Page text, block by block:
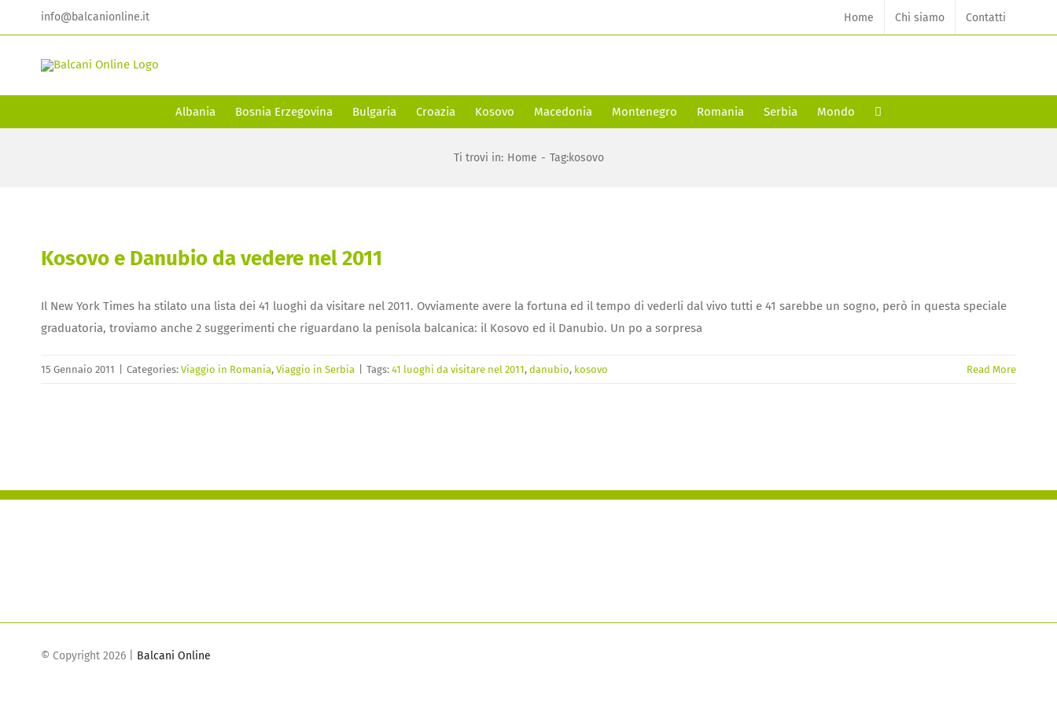
to
info@balcanionline.it Home Chi siamo Contatti
Albania Bosnia Erzegovina Bulgaria Croazia Kosovo Macedonia Montenegro Romania Serbia Mondo
Ti trovi in: Home - Tag:kosovo
Kosovo e Danubio da vedere nel 2011
Il New York Times ha stilato una lista dei 41 luoghi da visitare nel 2011. Ovviamente avere la fortuna ed il tempo di vederli dal vivo tutti e 41 sarebbe un sogno, però in questa speciale
graduatoria, troviamo anche 2 suggerimenti che riguardano la penisola balcanica: il Kosovo ed il Danubio. Un po a sorpresa
15 Gennaio 2011 Categories: Viaggio in Romania, Viaggio in Serbia Tags: 41 luoghi da visitare nel 2011, danubio, kosovo Read More
© Copyright 2026 | Balcani Online